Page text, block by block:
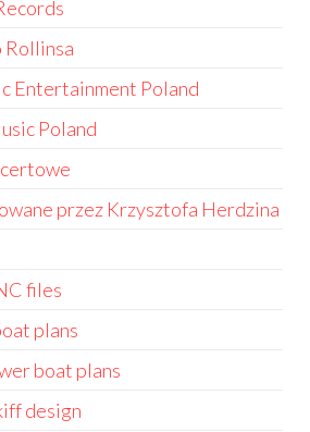
Rollinsa
Entertainment Poland
Poland
przez Krzysztofa Herdzina
files
plans
boat plans
design